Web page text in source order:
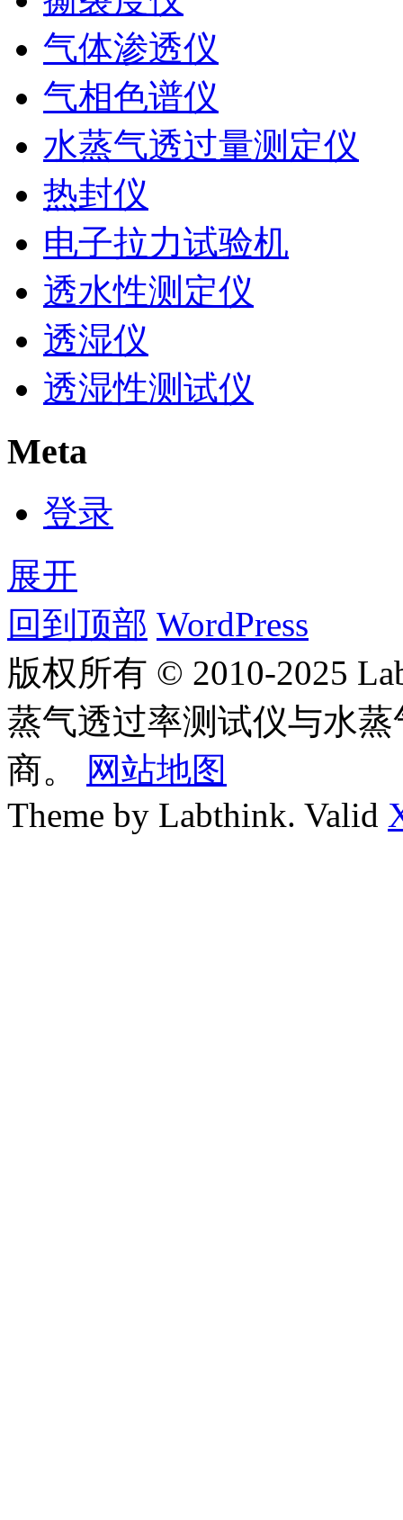
气体渗透仪
气相色谱仪
水蒸气透过量测定仪
热封仪
电子拉力试验机
透水性测定仪
透湿仪
透湿性测试仪
Meta
登录
展开
回到顶部 WordPress
版权所有 © 2010-2025
蒸气透过率测试仪与水
商。
网站地图
Theme by Labthink. Valid